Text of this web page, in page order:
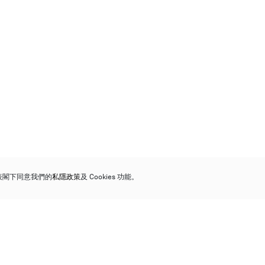
下同意我們的私隱政策及 Cookies 功能。